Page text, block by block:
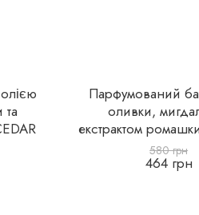
Парфумований
оливки,
екстрактом
580 грн
464 грн